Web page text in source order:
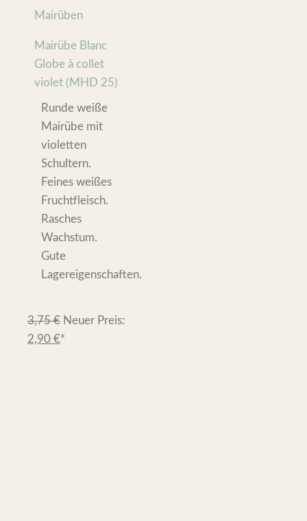
Mairüben
Mairübe Blanc
Globe à collet
violet (MHD 25)
Runde weiße
Mairübe mit
violetten
Schultern.
Feines weißes
Fruchtfleisch.
Rasches
Wachstum.
Gute
Lagereigenschaften.
3,75€ Neuer Preis:
2,90 €*